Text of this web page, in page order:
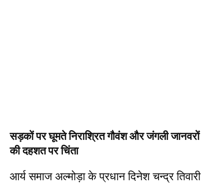
सड़कों पर घूमते निराश्रित गौवंश और जंगली जानवरों
की दहशत पर चिंता
आर्य समाज अल्मोड़ा के प्रधान दिनेश चन्द्र तिवारी